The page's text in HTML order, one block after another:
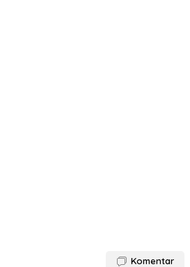
Komentar